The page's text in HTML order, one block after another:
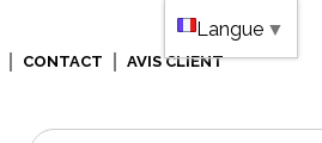
CONTACT AVIS CLIENT
Langue ▼